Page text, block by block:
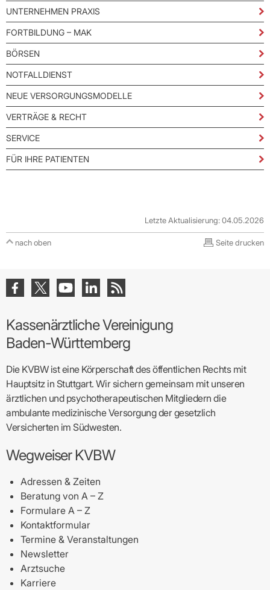
UNTERNEHMEN PRAXIS
FORTBILDUNG – MAK
BÖRSEN
NOTFALLDIENST
NEUE VERSORGUNGSMODELLE
VERTRÄGE & RECHT
SERVICE
FÜR IHRE PATIENTEN
Letzte Aktualisierung: 04.05.2026
nach oben Seite drucken
Kassenärztliche Vereinigung
Baden-Württemberg
Die KVBW ist eine Körperschaft des öffentlichen Rechts mit
Hauptsitz in Stuttgart. Wir sichern gemeinsam mit unseren
ärztlichen und psychotherapeutischen Mitgliedern die
ambulante medizinische Versorgung der gesetzlich
Versicherten im Südwesten.
Wegweiser KVBW
Adressen & Zeiten
Beratung von A – Z
Formulare A – Z
Kontaktformular
Termine & Veranstaltungen
Newsletter
Arztsuche
Karriere